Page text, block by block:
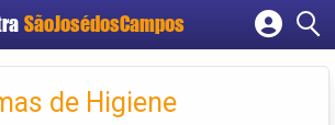
SãoJosédosCampos
Cadastrar empresa
Criar conta
de Higiene